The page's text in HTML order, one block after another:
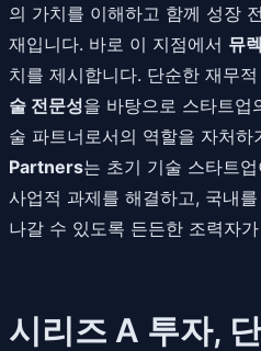
의 가치를 이해하고 함께 성장
재입니다. 바로 이 지점에서 뮤
치를 제시합니다. 단순한 재무
술 전문성을 바탕으로 스타트업
술 파트너로서의 역할을 자처하
Partners는 초기 기술 스타트
사업적 과제를 해결하고, 국내
나갈 수 있도록 든든한 조력자
시리즈 A 투자,